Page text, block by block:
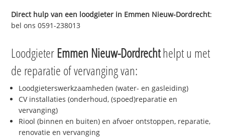
Direct hulp van een loodgieter in Emmen Nieuw-Dordrecht:
bel ons 0591-238013
Loodgieter Emmen Nieuw-Dordrechthelpt u met
de reparatie of vervanging van:
Loodgieterswerkzaamheden (water- en gasleiding)
CV installaties (onderhoud, (spoed)reparatie en
vervanging)
Riool (binnen en buiten) en afvoer ontstoppen, reparatie,
renovatie en vervanging